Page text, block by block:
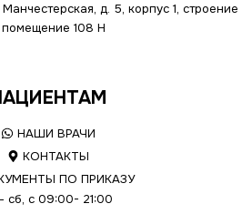
д. 5, корпус 1, строение
помещение 108 Н
НАШИ ВРАЧИ
КОНТАКТЫ
ПО ПРИКАЗУ
сб, с 09:00- 21:00